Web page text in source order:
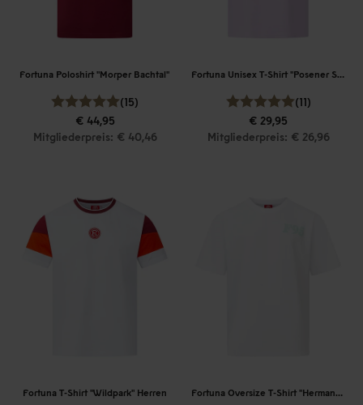
Fortuna Poloshirt "Morper Bachtal"
(15)
€ 44,95
Mitgliederpreis: € 40,46
Fortuna Unisex T-Shirt "Posener Straße"
(11)
€ 29,95
Mitgliederpreis: € 26,96
Fortuna T-Shirt "Wildpark" Herren Fortuna Oversize T-Shirt "Hermannplatz"